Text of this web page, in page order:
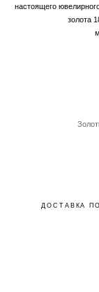
настоящего
золота
ДОСТАВКА